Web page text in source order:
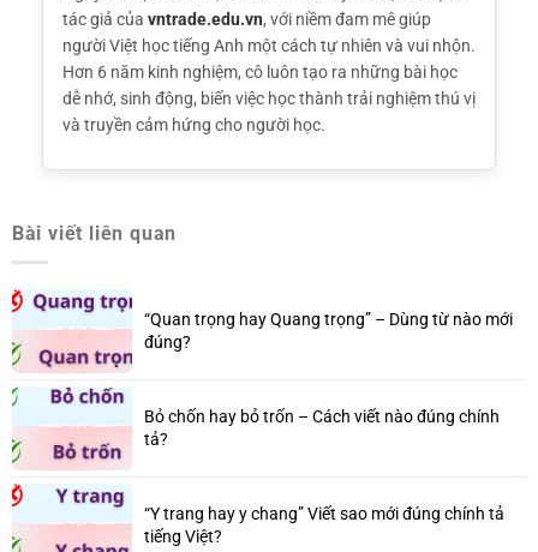
tác giả của vntrade.edu.vn, với niềm đam mê giúp
người Việt học tiếng Anh một cách tự nhiên và vui nhộn.
Hơn 6 năm kinh nghiệm, cô luôn tạo ra những bài học
dễ nhớ, sinh động, biến việc học thành trải nghiệm thú vị
và truyền cảm hứng cho người học.
Bài viết liên quan
“Quan trọng hay Quang trọng” – Dùng từ nào mới
đúng?
Bỏ chốn hay bỏ trốn – Cách viết nào đúng chính
tả?
“Y trang hay y chang” Viết sao mới đúng chính tả
tiếng Việt?